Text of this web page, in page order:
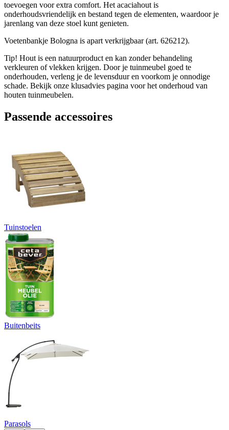
toevoegen voor extra comfort. Het acaciahout is
onderhoudsvriendelijk en bestand tegen de elementen, waardoor je
jarenlang van deze stoel kunt genieten.
Voetenbankje Bologna is apart verkrijgbaar (art. 626212).
Tip! Hout is een natuurproduct en kan zonder behandeling
verkleuren of vlekken krijgen. Door je tuinmeubel goed te
onderhouden, verleng je de levensduur en voorkom je onnodige
schade. Bekijk onze klusadvies pagina voor het onderhoud van
houten tuinmeubelen.
Passende accessoires
Tuinstoelen
Buitenbeits
Parasols